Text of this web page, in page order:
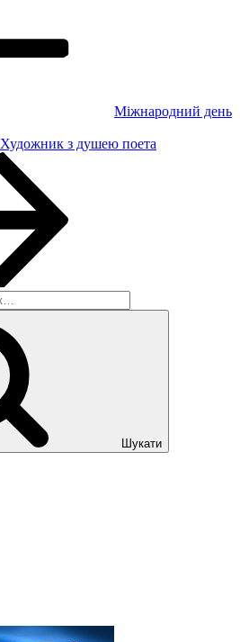
Міжнародний день
Художник з душею поета
Шукати